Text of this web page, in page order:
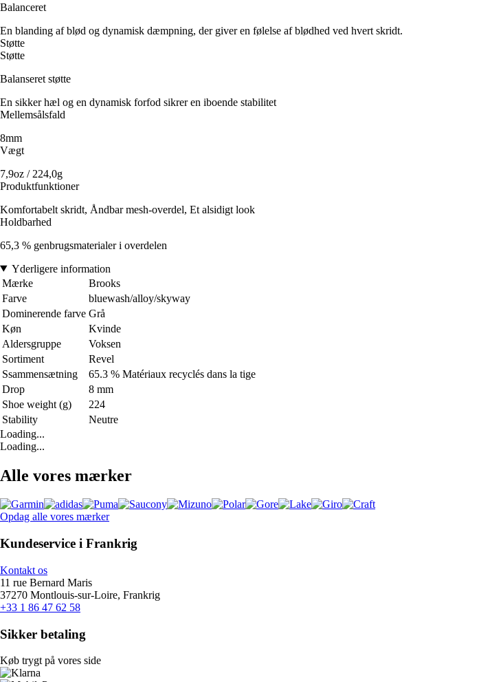
Balanceret
En blanding af blød og dynamisk dæmpning, der giver en følelse af blødhed ved hvert skridt.
Støtte
Støtte
Balanseret støtte
En sikker hæl og en dynamisk forfod sikrer en iboende stabilitet
Mellemsålsfald
8mm
Vægt
7,9oz / 224,0g
Produktfunktioner
Komfortabelt skridt, Åndbar mesh-overdel, Et alsidigt look
Holdbarhed
65,3 % genbrugsmaterialer i overdelen
Yderligere information
Mærke
Brooks
Farve
bluewash/alloy/skyway
Dominerende farve Grå
Køn
Kvinde
Aldersgruppe
Voksen
Sortiment
Revel
Ssammensætning
65.3 % Matériaux recyclés dans la tige
Drop
8 mm
Shoe weight (g)
224
Stability
Neutre
Loading...
Loading...
Alle vores mærker
Opdag alle vores mærker
Kundeservice i Frankrig
Kontakt os
11 rue Bernard Maris
37270 Montlouis-sur-Loire, Frankrig
+33 1 86 47 62 58
Sikker betaling
Køb trygt på vores side